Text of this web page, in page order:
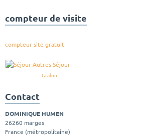
compteur de visite
compteur site gratuit
Gralon
Contact
DOMINIQUE HUMEN
26260 marges
France (métropolitaine)